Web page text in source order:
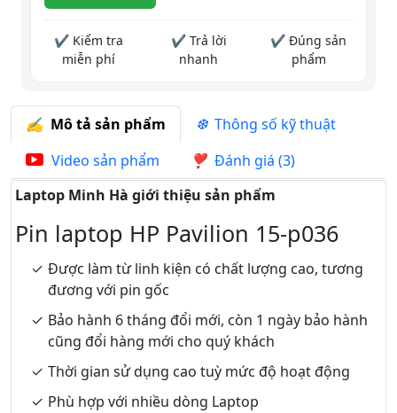
✔ Kiểm tra
miễn phí
✔ Trả lời
nhanh
✔ Đúng sản
phẩm
Mô tả sản phẩm
Thông số kỹ thuật
Video sản phẩm
Đánh giá (3)
Laptop Minh Hà giới thiệu sản phẩm
Pin laptop HP Pavilion 15-p036
Được làm từ linh kiện có chất lượng cao, tương
đương với pin gốc
Bảo hành 6 tháng đổi mới, còn 1 ngày bảo hành
cũng đổi hàng mới cho quý khách
Thời gian sử dụng cao tuỳ mức độ hoạt động
Phù hợp với nhiều dòng Laptop